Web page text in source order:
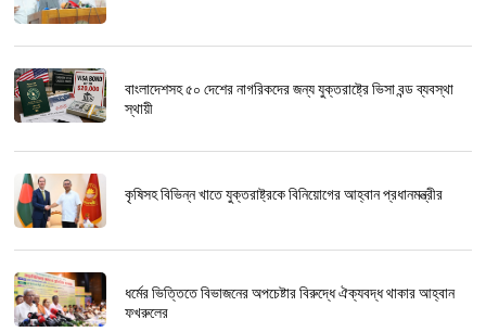
বাংলাদেশসহ ৫০ দেশের নাগরিকদের জন্য যুক্তরাষ্ট্রে ভিসা বন্ড ব্যবস্থা
স্থায়ী
কৃষিসহ বিভিন্ন খাতে যুক্তরাষ্ট্রকে বিনিয়োগের আহ্বান প্রধানমন্ত্রীর
ধর্মের ভিত্তিতে বিভাজনের অপচেষ্টার বিরুদ্ধে ঐক্যবদ্ধ থাকার আহ্বান
ফখরুলের